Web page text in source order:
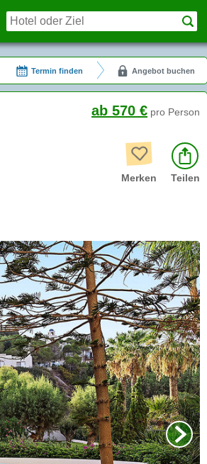
Termin finden Angebot buchen
ab 570 € pro Person
Merken Teilen